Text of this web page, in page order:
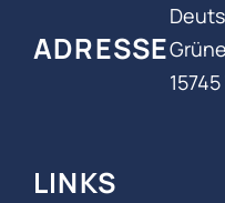
ADRESSE
LINKS